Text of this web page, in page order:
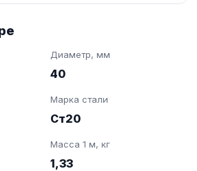
Диаметр, мм
40
Марка стали
Ст20
Масса 1 м, кг
1,33